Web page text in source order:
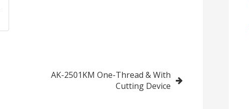
AK-2501KM One-Thread & With
Cutting Device